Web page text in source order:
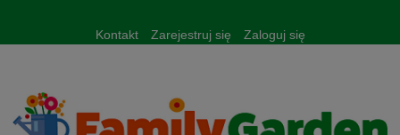
Kontakt Zarejestruj się Zaloguj się